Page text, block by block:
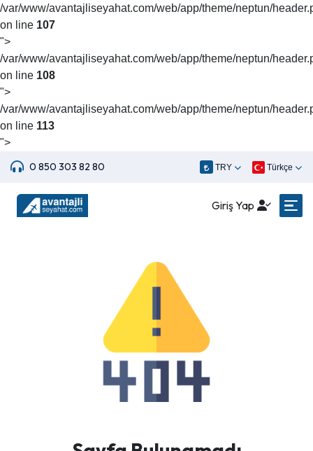
/var/www/avantajliseyahat.com/web/app/theme/neptun/
on line 107
">
/var/www/avantajliseyahat.com/web/app/theme/neptun/
on line 108
">
/var/www/avantajliseyahat.com/web/app/theme/neptun/
on line 113
">
0 850 303 82 80 TRY Türkçe
Giriş Yap